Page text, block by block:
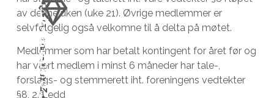
av denne uken (uke 21). Øvrige medlemmer er
selvfølgelig også velkomne til å delta på møtet.
Medlemmer som har betalt kontingent for året før og
har vært medlem i minst 6 måneder har tale-,
forslags- og stemmerett iht. foreningens vedtekter
§8, 2. Ledd
F
J
E
R
N
n
n
e
l
e
v
t
i
l
å
b
l
A
T
S
V
i
h
a
I
M
Å
N
E
D
S
G
I
S
o
m
f
a
s